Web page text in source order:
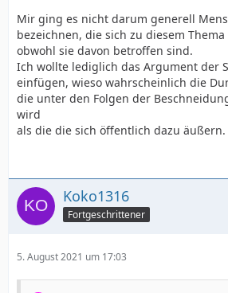
Mir ging es nicht darum generell
bezeichnen, die sich zu diesem
obwohl sie davon betroffen sind.
Ich wollte lediglich das Argument der
einfügen, wieso wahrscheinlich die
die unter den Folgen der
wird
als die die sich öffentlich dazu äußern.
Koko1316
Fortgeschrittener
5. August 2021 um 17:03